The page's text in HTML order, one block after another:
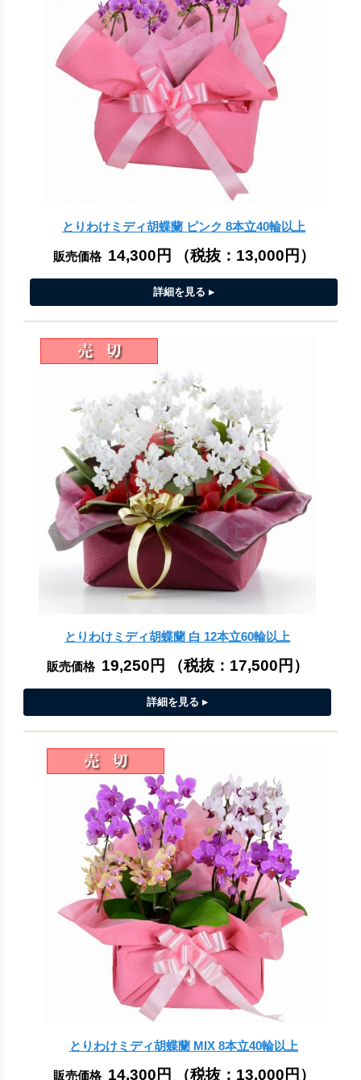
とりわけミディ胡蝶蘭 ピンク 8本立40輪以上
販売価格 14,300円 （税抜： 13,000円 ）
とりわけミディ胡蝶蘭 白 12本立60輪以上
販売価格 19,250円 （税抜： 17,500円 ）
とりわけミディ胡蝶蘭 MIX 8本立40輪以上
販売価格 14,300円 （税抜： 13,000円 ）